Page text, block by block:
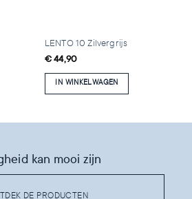
LENTO 10 Zilvergrijs
€44,90
IN WINKELWAGEN
kan mooi zijn
DE PRODUCTEN